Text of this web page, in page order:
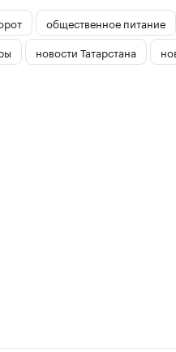
общественное питание
новости Татарстана